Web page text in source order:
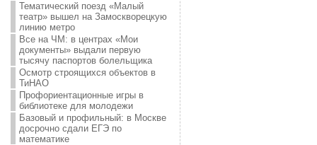
Тематический поезд «Малый
театр» вышел на Замоскворецкую
линию метро
Все на ЧМ: в центрах «Мои
документы» выдали первую
тысячу паспортов болельщика
Осмотр строящихся объектов в
ТиНАО
Профориентационные игры в
библиотеке для молодежи
Базовый и профильный: в Москве
досрочно сдали ЕГЭ по
математике